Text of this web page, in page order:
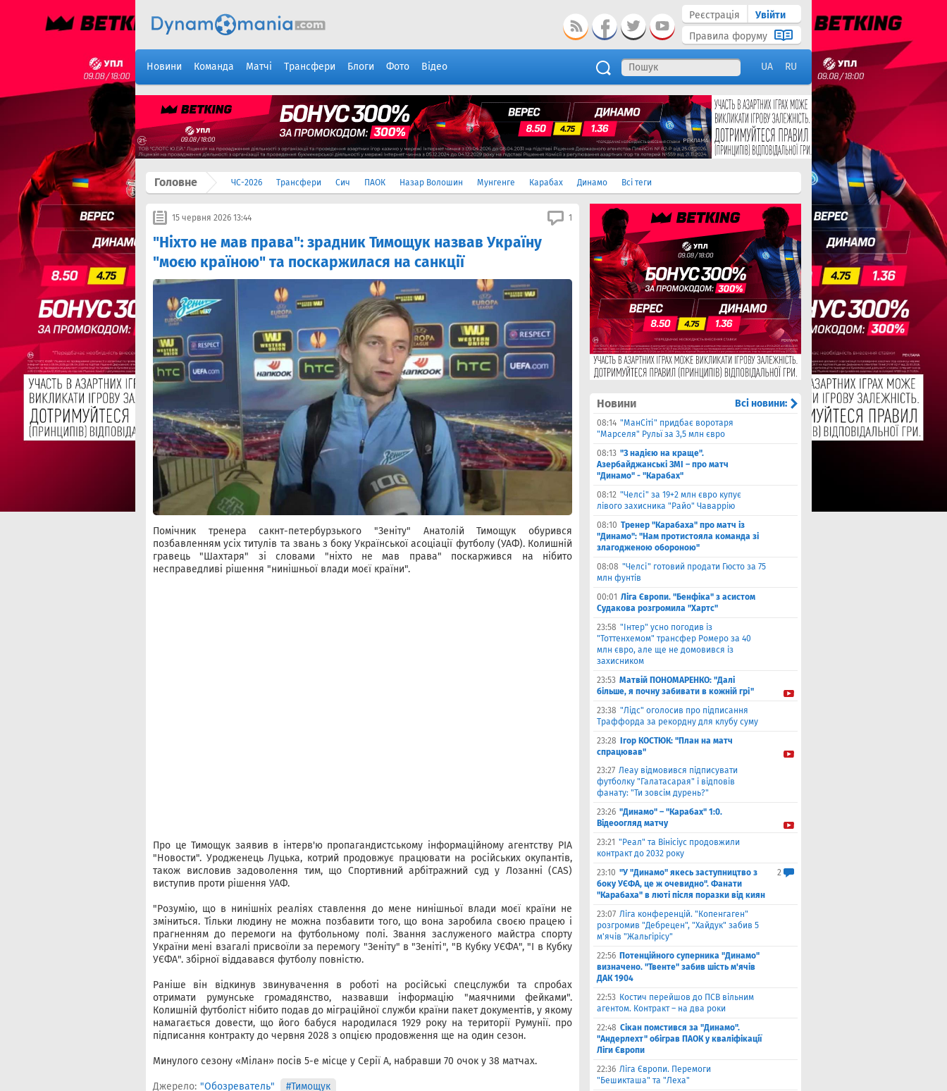
Реєстрація
Увійти
Правила форуму
Новини Команда Матчі Трансфери Блоги Фото Відео UA RU
Головне ЧС-2026 Трансфери Сич ПАОК Назар Волошин Мунгенге Карабах Динамо Всі теги
15 червня 2026 13:44 1
"Ніхто не мав права": зрадник Тимощук назвав Україну
"моєю країною" та поскаржилася на санкції
Помічник тренера сакнт-петербурзького "Зеніту" Анатолій Тимощук обурився
позбавленням усіх титулів та звань з боку Української асоціації футболу (УАФ). Колишній
гравець "Шахтаря" зі словами "ніхто не мав права" поскаржився на нібито
несправедливі рішення "нинішньої влади моєї країни".
Про це Тимощук заявив в інтерв'ю пропагандистському інформаційному агентству РІА
"Новости". Уродженець Луцька, котрий продовжує працювати на російських окупантів,
також висловив задоволення тим, що Спортивний арбітражний суд у Лозанні (CAS)
виступив проти рішення УАФ.
"Розумію, що в нинішніх реаліях ставлення до мене нинішньої влади моєї країни не
зміниться. Тільки людину не можна позбавити того, що вона заробила своєю працею і
прагненням до перемоги на футбольному полі. Звання заслуженого майстра спорту
України мені взагалі присвоїли за перемогу "Зеніту" в "Зеніті", "В Кубку УЄФА", "І в Кубку
УЄФА". збірної віддавався футболу повністю.
Раніше він відкинув звинувачення в роботі на російські спецслужби та спробах
отримати румунське громадянство, назвавши інформацію "маячними фейками".
Колишній футболіст нібито подав до міграційної служби країни пакет документів, у якому
намагається довести, що його бабуся народилася 1929 року на території Румунії. про
підписання контракту до червня 2028 з опцією продовження ще на один сезон.
Минулого сезону «Мілан» посів 5-е місце у Серії А, набравши 70 очок у 38 матчах.
Джерело: "Обозреватель" #Тимощук
Новини Всі новини:
08:14 "МанСіті" придбає воротаря
"Марселя" Рульї за 3,5 млн євро
08:13 "З надією на краще".
Азербайджанські ЗМІ – про матч
"Динамо" - "Карабах"
08:12 "Челсі" за 19+2 млн євро купує
лівого захисника "Райо" Чаваррію
08:10 Тренер "Карабаха" про матч із
"Динамо": "Нам протистояла команда зі
злагодженою обороною"
08:08 "Челсі" готовий продати Гюсто за 75
млн фунтів
00:01 Ліга Європи. "Бенфіка" з асистом
Судакова розгромила "Хартс"
23:58 "Інтер" усно погодив із
"Тоттенхемом" трансфер Ромеро за 40
млн євро, але ще не домовився із
захисником
23:53 Матвiй ПОНОМАРЕНКО: "Далі
більше, я почну забивати в кожній грі"
23:38 "Лідс" оголосив про підписання
Траффорда за рекордну для клубу суму
23:28
Ігор КОСТЮК: "План на матч
спрацював"
23:27 Леау відмовився підписувати
футболку "Галатасарая" і відповів
фанату: "Ти зовсім дурень?"
23:26 "Динамо" – "Карабах" 1:0.
Відеоогляд матчу
23:21 "Реал" та Вінісіус продовжили
контракт до 2032 року
23:10 "У "Динамо" якесь заступництво з
боку УЄФА, це ж очевидно". Фанати
"Карабаха" в люті після поразки від киян
2
23:07 Ліга конференцій. "Копенгаген"
розгромив "Дебрецен", "Хайдук" забив 5
м'ячів "Жальгірісу"
22:56 Потенційного суперника "Динамо"
визначено. "Твенте" забив шість м'ячів
ДАК 1904
22:53 Костич перейшов до ПСВ вільним
агентом. Контракт – на два роки
22:48 Сікан помстився за "Динамо".
"Андерлехт" обіграв ПАОК у кваліфікації
Ліги Європи
22:36 Ліга Європи. Перемоги
"Бешикташа" та "Леха"